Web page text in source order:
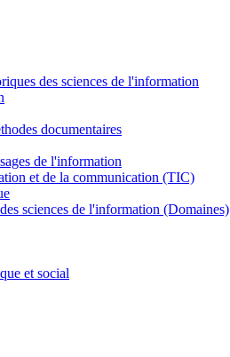
des sciences de l'information
documentaires
de l'information
et de la communication (TIC)
sciences de l'information (Domaines)
et social